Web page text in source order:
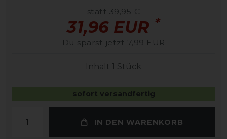
statt 39,95 €
31,96 EUR *
Du sparst jetzt 7,99 EUR
Inhalt 1 Stück
sofort versandfertig
IN DEN WARENKORB